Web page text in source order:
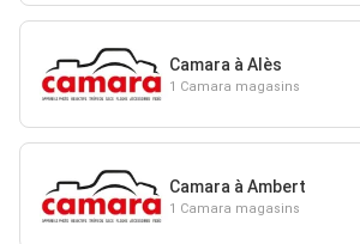
Camara à Alès
1 Camara magasins
Camara à Ambert
1 Camara magasins